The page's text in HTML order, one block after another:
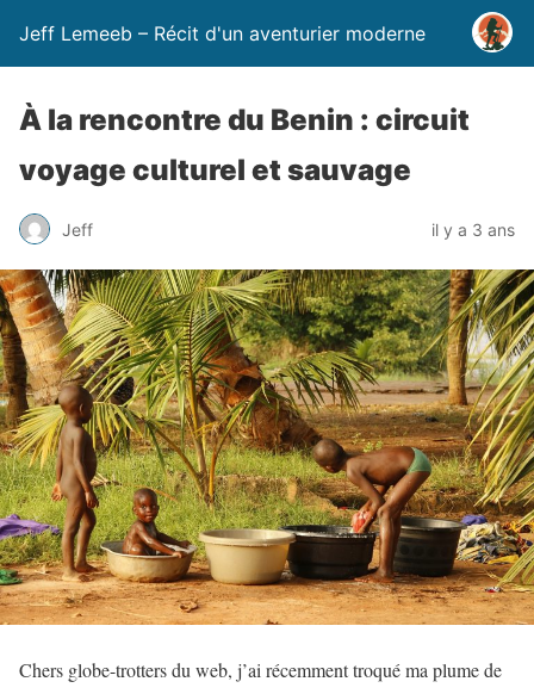
Jeff Lemeeb – Récit d'un aventurier moderne
À la rencontre du Benin : circuit
voyage culturel et sauvage
Jeff il y a 3 ans
Chers globe-trotters du web, j’ai récemment troqué ma plume de